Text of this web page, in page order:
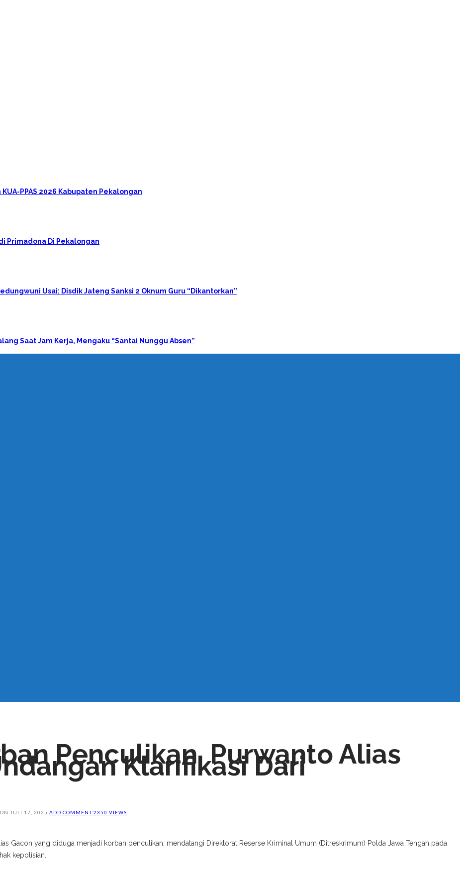
PPAS 2026 Kabupaten Pekalongan
Primadona Di Pekalongan
Usai: Disdik Jateng Sanksi 2 Oknum Guru “Dikantorkan”
Saat Jam Kerja, Mengaku “Santai Nunggu Absen”
Penculikan, Purwanto Alias
Klarifikasi Dari
ON JULI 17, 2025 ADD COMMENT 2350 VIEWS
Gacon yang diduga menjadi korban penculikan, mendatangi Direktorat Reserse Kriminal Umum (Ditreskrimum) Polda Jawa Tengah pada
kepolisian.